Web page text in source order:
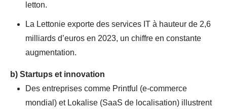
letton.
La Lettonie exporte des services IT à hauteur de 2,6
milliards d’euros en 2023, un chiffre en constante
augmentation.
b) Startups et innovation
Des entreprises comme Printful (e-commerce
mondial) et Lokalise (SaaS de localisation) illustrent